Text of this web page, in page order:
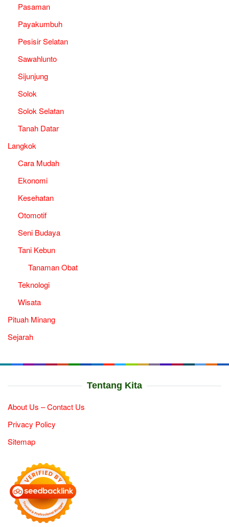
Pasaman
Payakumbuh
Pesisir Selatan
Sawahlunto
Sijunjung
Solok
Solok Selatan
Tanah Datar
Langkok
Cara Mudah
Ekonomi
Kesehatan
Otomotif
Seni Budaya
Tani Kebun
Tanaman Obat
Teknologi
Wisata
Pituah Minang
Sejarah
Tentang Kita
About Us – Contact Us
Privacy Policy
Sitemap